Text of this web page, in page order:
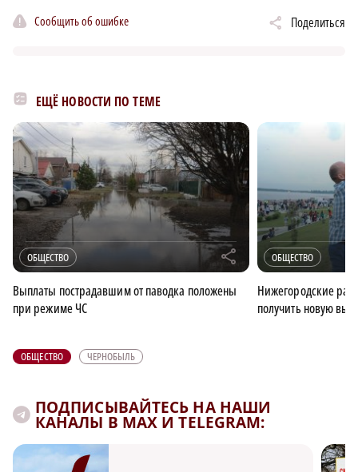
Сообщить об ошибке Поделиться
ЕЩЁ НОВОСТИ ПО ТЕМЕ
ОБЩЕСТВО r
Выплаты пострадавшим от паводка положены
при режиме ЧС
ОБЩЕСТВО
Нижегородские
получить новую
ОБЩЕСТВО ЧЕРНОБЫЛЬ
ПОДПИСЫВАЙТЕСЬ НА НАШИ
КАНАЛЫ В MAX И TELEGRAM: